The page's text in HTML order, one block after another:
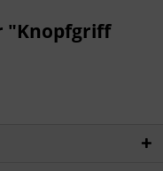
"Knopfgriff